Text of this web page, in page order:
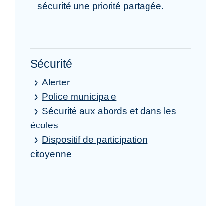
sécurité une priorité partagée.
Sécurité
keyboard_arrow_rightAlerter
keyboard_arrow_rightPolice municipale
keyboard_arrow_rightSécurité aux abords et dans les
écoles
keyboard_arrow_rightDispositif de participation
citoyenne